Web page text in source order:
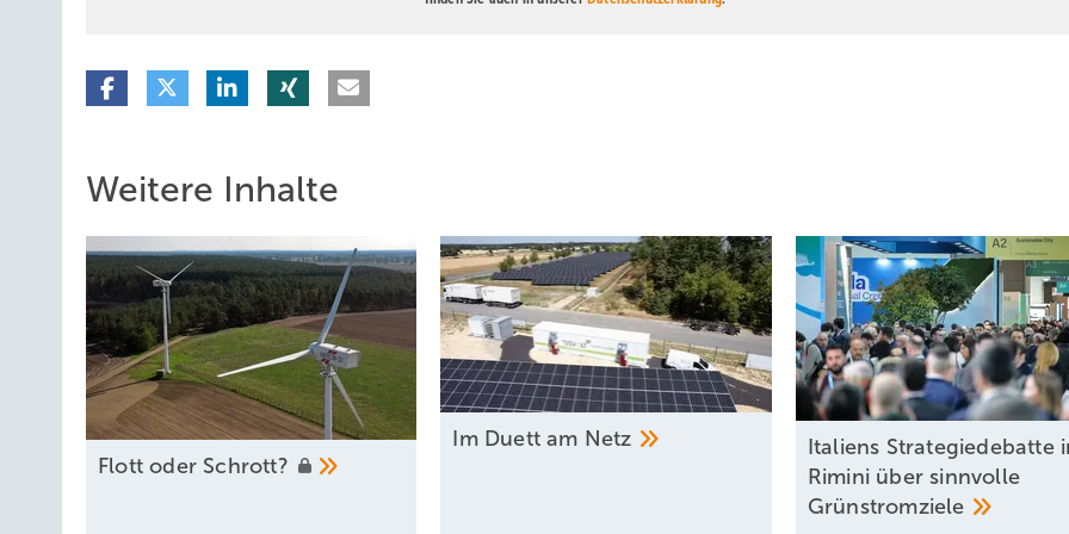
Weitere Inhalte
F lott oder Schrott?
Im Duett am Netz
Italiens Strategiedebatte
Rimini über sinnvolle
Grünstromziele